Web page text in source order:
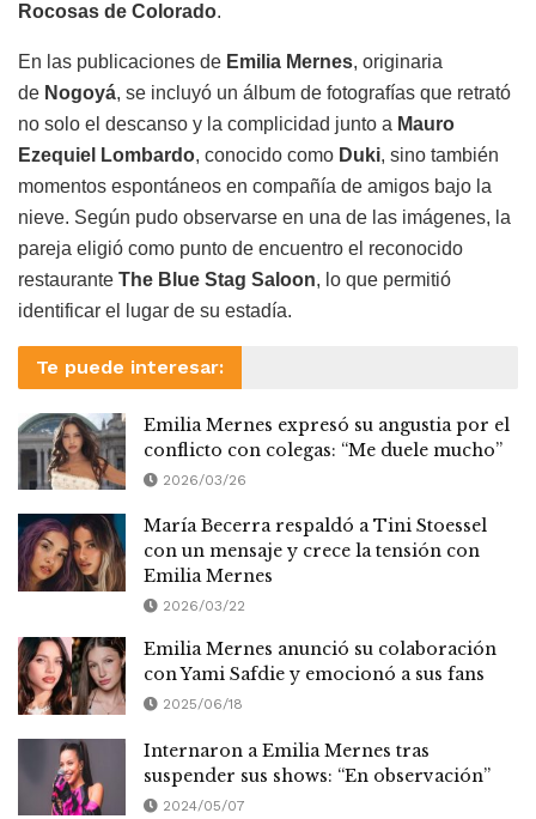
Rocosas de Colorado.
En las publicaciones de Emilia Mernes, originaria
de Nogoyá, se incluyó un álbum de fotografías que retrató
no solo el descanso y la complicidad junto a Mauro
Ezequiel Lombardo, conocido como Duki, sino también
momentos espontáneos en compañía de amigos bajo la
nieve. Según pudo observarse en una de las imágenes, la
pareja eligió como punto de encuentro el reconocido
restaurante The Blue Stag Saloon, lo que permitió
identificar el lugar de su estadía.
Te puede interesar:
Emilia Mernes expresó su angustia por el
conflicto con colegas: “Me duele mucho”
2026/03/26
María Becerra respaldó a Tini Stoessel
con un mensaje y crece la tensión con
Emilia Mernes
2026/03/22
Emilia Mernes anunció su colaboración
con Yami Safdie y emocionó a sus fans
2025/06/18
Internaron a Emilia Mernes tras
suspender sus shows: “En observación”
2024/05/07